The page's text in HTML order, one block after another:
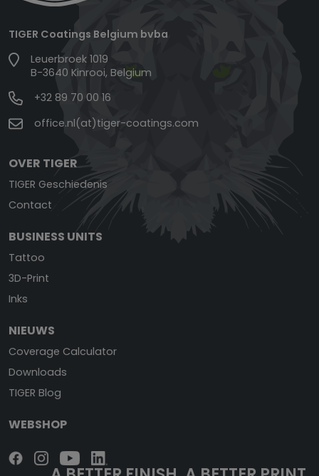
TIGER Coatings Belgium bvba
Leuerbroek 1019
B-3640 Kinrooi, Belgium
+32 89 70 00 16
office.nl(at)tiger-coatings.com
OVER TIGER
TIGER Geschiedenis
Contact
BUSINESS UNITS
Tattoo
3D-Print
Inks
NIEUWS
Coverage Calculator
Downloads
TIGER Blog
WEBSHOP